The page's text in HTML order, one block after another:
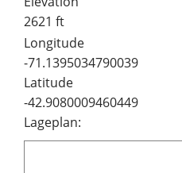
2621 ft
Longitude
-71.1395034790039
Latitude
-42.9080009460449
Lageplan: